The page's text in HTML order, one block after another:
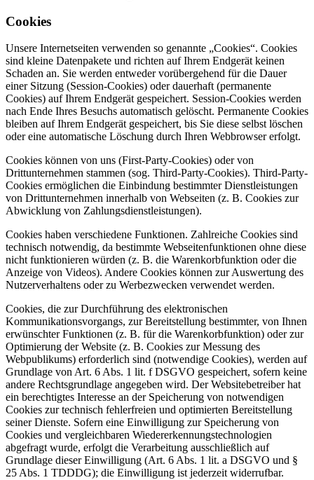
Cookies
Unsere Internetseiten verwenden so genannte „Cookies“. Cookies
sind kleine Datenpakete und richten auf Ihrem Endgerät keinen
Schaden an. Sie werden entweder vorübergehend für die Dauer
einer Sitzung (Session-Cookies) oder dauerhaft (permanente
Cookies) auf Ihrem Endgerät gespeichert. Session-Cookies werden
nach Ende Ihres Besuchs automatisch gelöscht. Permanente Cookies
bleiben auf Ihrem Endgerät gespeichert, bis Sie diese selbst löschen
oder eine automatische Löschung durch Ihren Webbrowser erfolgt.
Cookies können von uns (First-Party-Cookies) oder von
Drittunternehmen stammen (sog. Third-Party-Cookies). Third-Party-
Cookies ermöglichen die Einbindung bestimmter Dienstleistungen
von Drittunternehmen innerhalb von Webseiten (z. B. Cookies zur
Abwicklung von Zahlungsdienstleistungen).
Cookies haben verschiedene Funktionen. Zahlreiche Cookies sind
technisch notwendig, da bestimmte Webseitenfunktionen ohne diese
nicht funktionieren würden (z. B. die Warenkorbfunktion oder die
Anzeige von Videos). Andere Cookies können zur Auswertung des
Nutzerverhaltens oder zu Werbezwecken verwendet werden.
Cookies, die zur Durchführung des elektronischen
Kommunikationsvorgangs, zur Bereitstellung bestimmter, von Ihnen
erwünschter Funktionen (z. B. für die Warenkorbfunktion) oder zur
Optimierung der Website (z. B. Cookies zur Messung des
Webpublikums) erforderlich sind (notwendige Cookies), werden auf
Grundlage von Art. 6 Abs. 1 lit. f DSGVO gespeichert, sofern keine
andere Rechtsgrundlage angegeben wird. Der Websitebetreiber hat
ein berechtigtes Interesse an der Speicherung von notwendigen
Cookies zur technisch fehlerfreien und optimierten Bereitstellung
seiner Dienste. Sofern eine Einwilligung zur Speicherung von
Cookies und vergleichbaren Wiedererkennungstechnologien
abgefragt wurde, erfolgt die Verarbeitung ausschließlich auf
Grundlage dieser Einwilligung (Art. 6 Abs. 1 lit. a DSGVO und §
25 Abs. 1 TDDDG); die Einwilligung ist jederzeit widerrufbar.